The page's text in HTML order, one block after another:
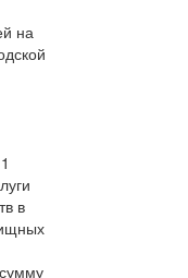
на
в